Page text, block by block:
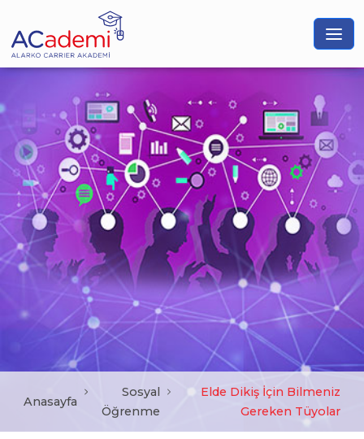
Anasayfa
Sosyal
Öğrenme
Elde Dikiş İçin Bilmeniz
Gereken Tüyolar